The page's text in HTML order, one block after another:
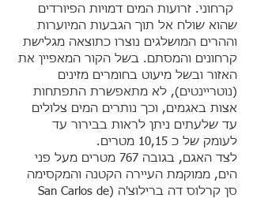
קרחוני. זרועות המים דמויות הפיורדים
שהוא שולח אל תוך הגבעות המיוערות
וההרים המושלגים נוצרו כתוצאה מגלישת
קרחונים והמסתם. בשל הקור המאפיין את
האזור ובשל מיעוט בחומרים מזינים
(נוטריינטים), לא מתאפשרת התפתחות
אצות באגמים, וכך נותרים המים צלולים
עד שלעתים ניתן לראות בבירור עד
לעומק של כ 10,15 מטרים.
לצד האגם, בגובה 767 מטרים מעל פני
הים, ממוקמת העיירה הקטנה והמקסימה
סן קרלוס דה ברילוצ'ה (San Carlos de